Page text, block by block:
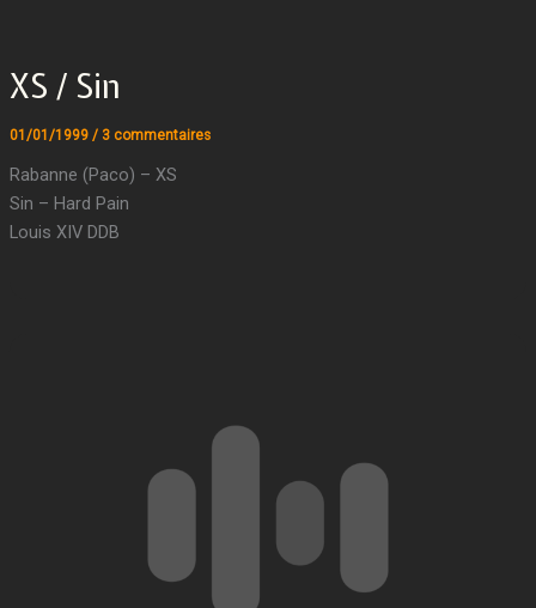
XS / Sin
01/01/1999 / 3 commentaires
Rabanne (Paco) – XS
Sin – Hard Pain
Louis XIV DDB